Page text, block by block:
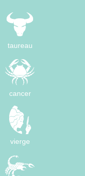
taureau
cancer
vierge